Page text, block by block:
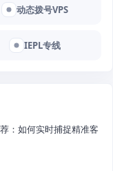
动态拨号VPS
IEPL专线
：如何实时捕捉精准客